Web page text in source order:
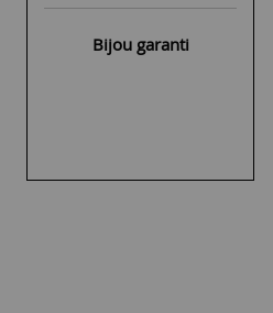
Bijou garanti